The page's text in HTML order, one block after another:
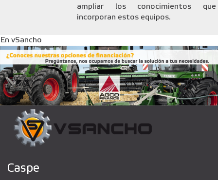
ampliar los conocimientos que
incorporan estos equipos.
En vSancho
Caspe